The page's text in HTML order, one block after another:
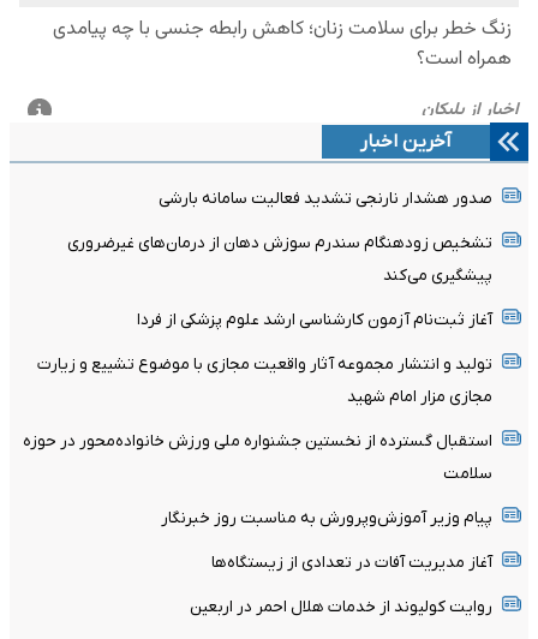
آخرین اخبار
صدور هشدار نارنجی تشدید فعالیت سامانه بارشی
تشخیص زودهنگام سندرم سوزش دهان از درمان‌های غیرضروری
پیشگیری می‌کند
آغاز ثبت‌نام‌ آزمون کارشناسی ارشد علوم پزشکی از فردا
تولید و انتشار مجموعه آثار واقعیت مجازی با موضوع تشییع و زیارت
مجازی مزار امام شهید
استقبال گسترده از نخستین جشنواره ملی ورزش خانواده‌محور در حوزه
سلامت
پیام وزیر آموزش‌وپرورش به مناسبت روز خبرنگار
آغاز مدیریت آفات در تعدادی از زیستگاه‌ها
روایت کولیوند از خدمات هلال احمر در اربعین